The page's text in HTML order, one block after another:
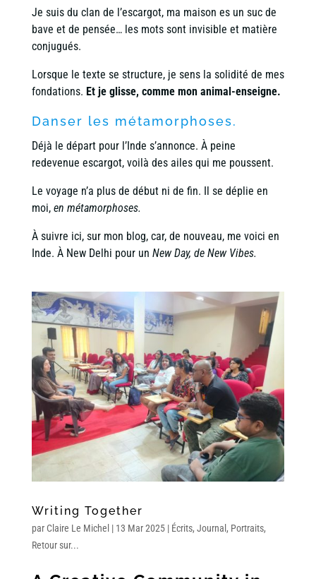
Je suis du clan de l’escargot, ma maison es un suc de
bave et de pensée… les mots sont invisible et matière
conjugués.
Lorsque le texte se structure, je sens la solidité de mes
fondations. Et je glisse, comme mon animal-enseigne.
Danser les métamorphoses.
Déjà le départ pour l’Inde s’annonce. À peine
redevenue escargot, voilà des ailes qui me poussent.
Le voyage n’a plus de début ni de fin. Il se déplie en
moi,en métamorphoses.
À suivre ici, sur mon blog, car, de nouveau, me voici en
Inde. À New Delhi pour un New Day, de New Vibes.
Writing Together
par Claire Le Michel | 13 Mar 2025| Écrits, Journal , Portraits,
Retour sur...